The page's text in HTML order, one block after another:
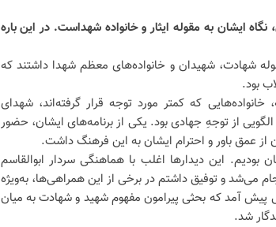
ایشان به مقوله ایثار و خانواده شهداست. در این باره
شهادت، شهیدان و خانواده‌های معظم شهدا داشتند که
بود.
خانواده‌هایی که کمتر مورد توجه قرار گرفته‌اند، شهدای
از توجهِ جهادی بود. یکی از برنامه‌های ایشان، حضور
از عمق باور و احترام ایشان به این فرهنگ داشت.
این دیدارها اغلب با هماهنگی سردار ابوالقاسم
می‌شد و توفیق داشتم در برخی از این همراهی‌ها، به‌ویژه
پیش آمد که بحثی پیرامون مفهوم شهید و شهادت به میان
شد.